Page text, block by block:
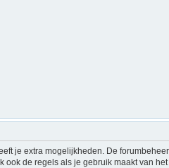
je extra mogelijkheden. De
de regels als je gebruik maakt van het